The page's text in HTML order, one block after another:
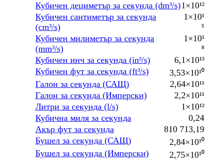
Кубичен дециметър за секунда (dm³/s)1×10¹²
Кубичен сантиметър за секунда
(cm³/s)
1×10¹
⁵
Кубичен милиметър за секунда
(mm³/s)
1×10¹
⁸
Кубичен инч за секунда (in³/s)
6,1×10¹³
Кубичен фут за секунда (ft³/s)
3,53×10¹⁰
Галон за секунда (САЩ)
2,64×10¹¹
Галон за секунда (Имперски)
2,2×10¹¹
Литри за секунда (l/s)
1×10¹²
Кубична миля за секунда
0,24
Акър фут за секунда
810 713,19
Бушел за секунда (САЩ)
2,84×10¹⁰
Бушел за секунда (Имперски)
2,75×10¹⁰